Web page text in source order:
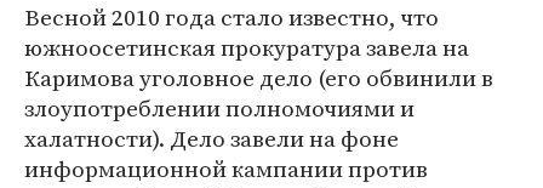
Весной 2010 года стало известно, что
южноосетинская прокуратура завела на
Каримова уголовное дело (его обвинили в
злоупотреблении полномочиями и
халатности). Дело завели на фоне
информационной кампании против